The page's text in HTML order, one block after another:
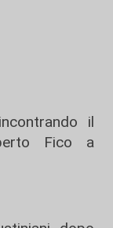
il
Fico a